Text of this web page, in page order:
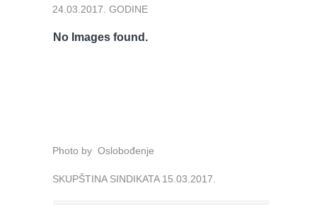
24.03.2017. GODINE
No Images found.
Photo by Oslobođenje
SKUPŠTINA SINDIKATA 15.03.2017.